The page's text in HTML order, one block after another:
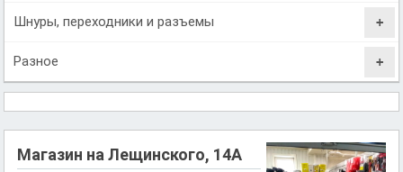
Шнуры, переходники и разъемы
Разное
Магазин на Лещинского, 14А